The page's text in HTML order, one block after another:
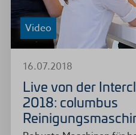
Video
16.07.2018
Live von der
2018: columbus